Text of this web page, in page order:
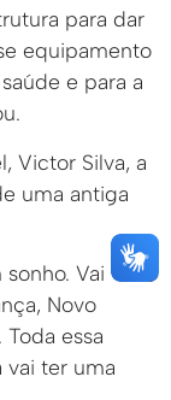
para dar
equipamento
e para a
Victor Silva, a
uma antiga
sonho. Vai
Novo
Toda essa
vai ter uma